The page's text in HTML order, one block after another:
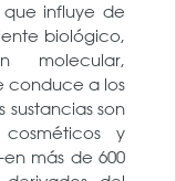
influye de
biológico,
molecular,
conduce a los
sustancias son
y
más de 600